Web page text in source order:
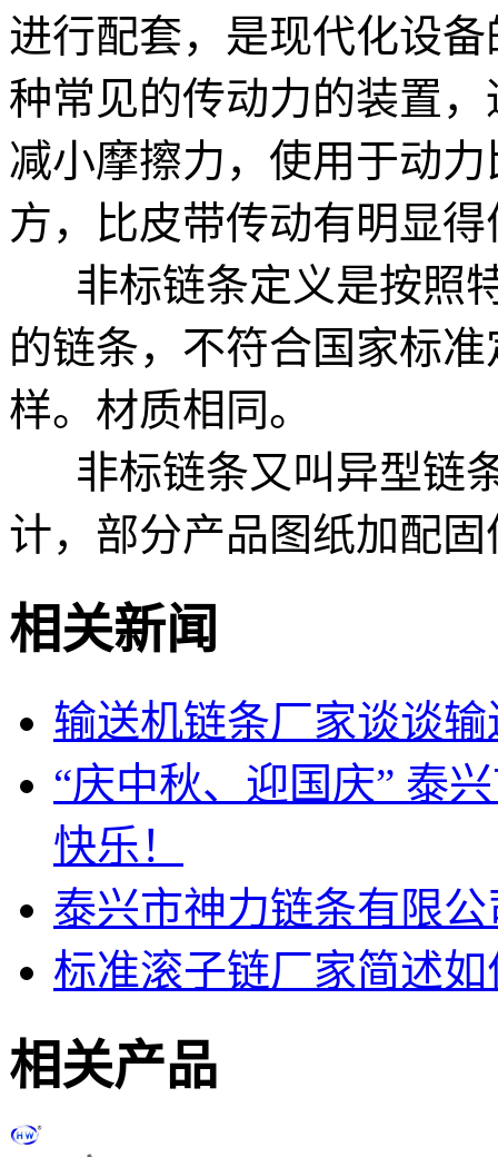
进行配套，是现代化设
种常见的传动力的装置
减小摩擦力，使用于动
方，比皮带传动有明显
非标链条定义是按照
的链条，不符合国家标
样。材质相同。
非标链条又叫异型链
计，部分产品图纸加配
相关新闻
输送机链条厂家谈谈
“庆中秋、迎国庆” 泰
快乐！
泰兴市神力链条有限
标准滚子链厂家简述
相关产品